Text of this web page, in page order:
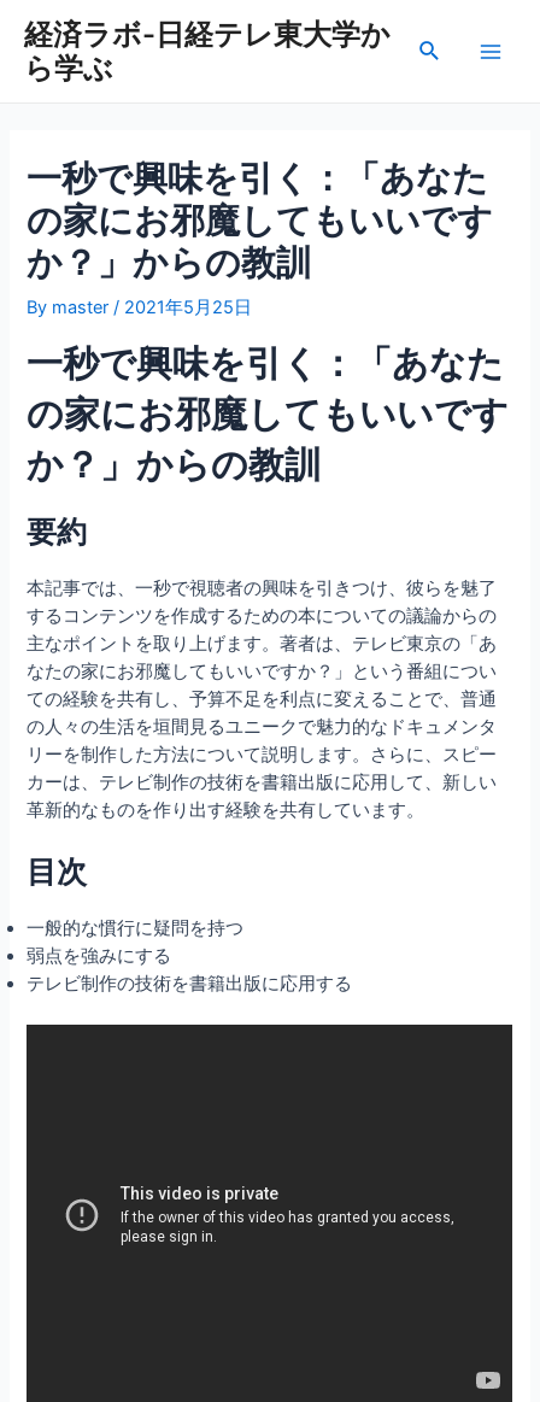
経済ラボ-日経テレ東大学か
ら学ぶ
検
一秒で興味を引く：「あなた
の家にお邪魔してもいいです
か？」からの教訓
By master / 2021年5月25日
一秒で興味を引く：「あなた
の家にお邪魔してもいいです
か？」からの教訓
要約
本記事では、一秒で視聴者の興味を引きつけ、彼らを魅了
するコンテンツを作成するための本についての議論からの
主なポイントを取り上げます。著者は、テレビ東京の「あ
なたの家にお邪魔してもいいですか？」という番組につい
ての経験を共有し、予算不足を利点に変えることで、普通
の人々の生活を垣間見るユニークで魅力的なドキュメンタ
リーを制作した方法について説明します。さらに、スピー
カーは、テレビ制作の技術を書籍出版に応用して、新しい
革新的なものを作り出す経験を共有しています。
目次
一般的な慣行に疑問を持つ
弱点を強みにする
テレビ制作の技術を書籍出版に応用する